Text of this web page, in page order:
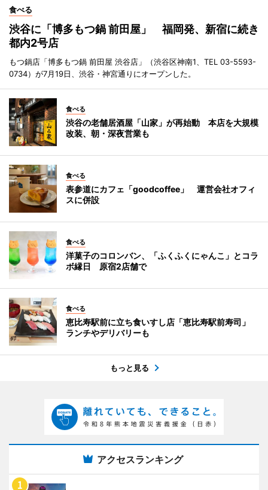
食べる
渋谷に「博多もつ鍋 前田屋」 福岡発、新宿に続き
都内2号店
もつ鍋店「博多もつ鍋 前田屋 渋谷店」（渋谷区神南1、TEL 03-5593-
0734）が7月19日、渋谷・神宮通りにオープンした。
食べる
渋谷の老舗居酒屋「山家」が再始動 本店を大規模
改装、朝・深夜営業も
食べる
表参道にカフェ「goodcoffee」 運営会社オフィ
スに併設
食べる
洋菓子のコロンバン、「ふくふくにゃんこ」とコラ
ボ縁日 原宿2店舗で
食べる
恵比寿駅前に立ち食いすし店「恵比寿駅前寿司」
ランチやデリバリーも
もっと見る
アクセスランキング